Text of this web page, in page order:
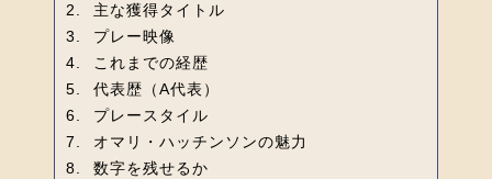
主な獲得タイトル
プレー映像
これまでの経歴
代表歴（A代表）
プレースタイル
オマリ・ハッチンソンの魅力
数字を残せるか